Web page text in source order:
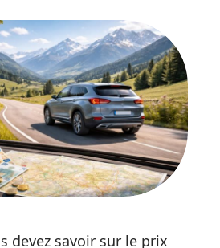
devez savoir sur le prix